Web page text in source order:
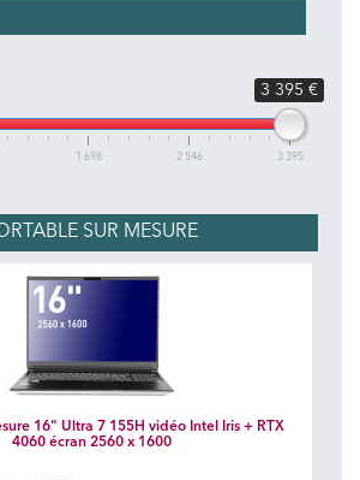
3 395 €
1 698 2 546 3 395
SUR MESURE
16" Ultra 7 155H vidéo Intel Iris + RTX
4060 écran 2560 x 1600